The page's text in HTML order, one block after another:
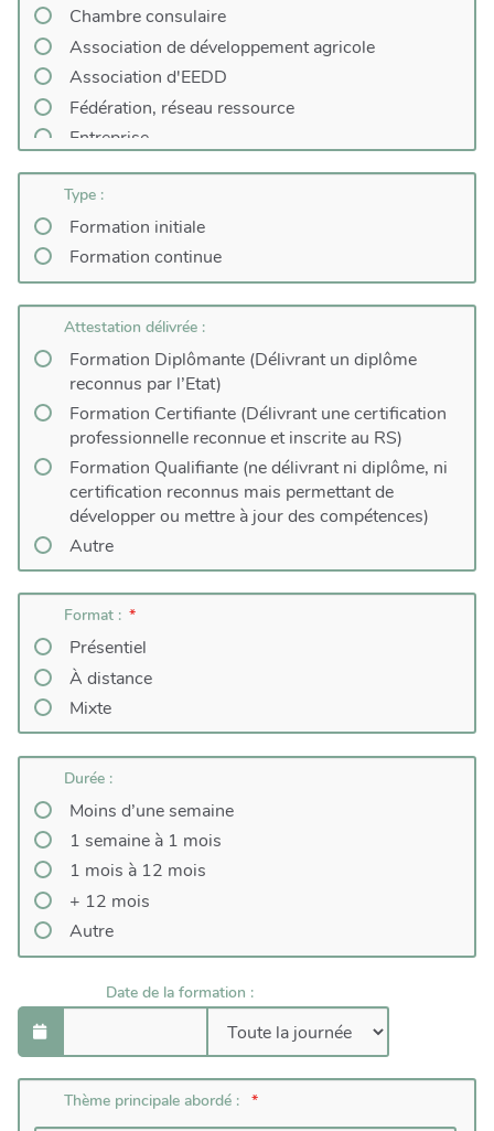
Chambre consulaire
Association de développement agricole
Association d'EEDD
Fédération, réseau ressource
Entreprise
Type :
Formation initiale
Formation continue
Attestation délivrée :
Formation Diplômante (Délivrant un diplôme
reconnus par l’Etat)
Formation Certifiante (Délivrant une certification
professionnelle reconnue et inscrite au RS)
Formation Qualifiante (ne délivrant ni diplôme, ni
certification reconnus mais permettant de
développer ou mettre à jour des compétences)
Autre
Format :
Présentiel
À distance
Mixte
Durée :
Moins d’une semaine
1 semaine à 1 mois
1 mois à 12 mois
+ 12 mois
Autre
Date de la formation :
Thème principale abordé :